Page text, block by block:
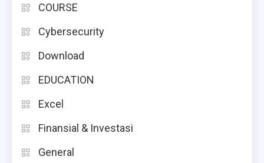
COURSE
Cybersecurity
Download
EDUCATION
Excel
Finansial & Investasi
General